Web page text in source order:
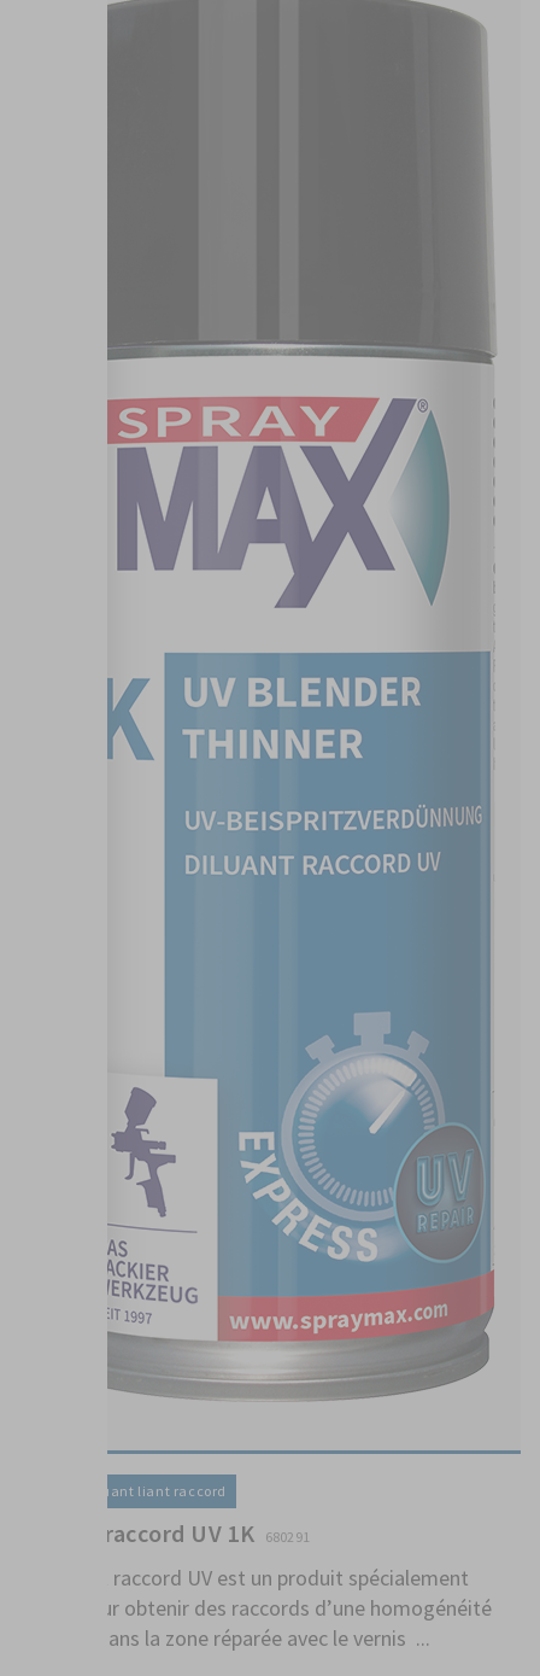
Vernis / Diluant liant raccord
Diluant raccord UV 1K 680291
Le diluant raccord UV est un produit spécialement
conçu pour obtenir des raccords d’une homogénéité
parfaite dans la zone réparée avec le vernis ...